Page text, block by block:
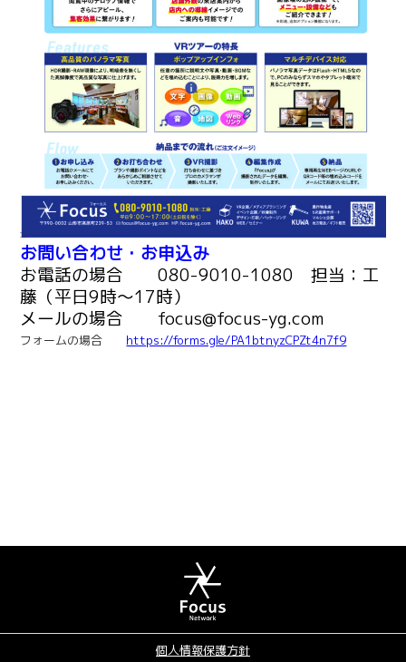
お問い合わせ・お申込み
お電話の場合 080-9010-1080 担当：工
藤（平日9時～17時）
メールの場合 focus@focus-yg.com
フォームの場合 https://forms.gle/PA1btnyzCPZt4n7f9
個人情報保護方針